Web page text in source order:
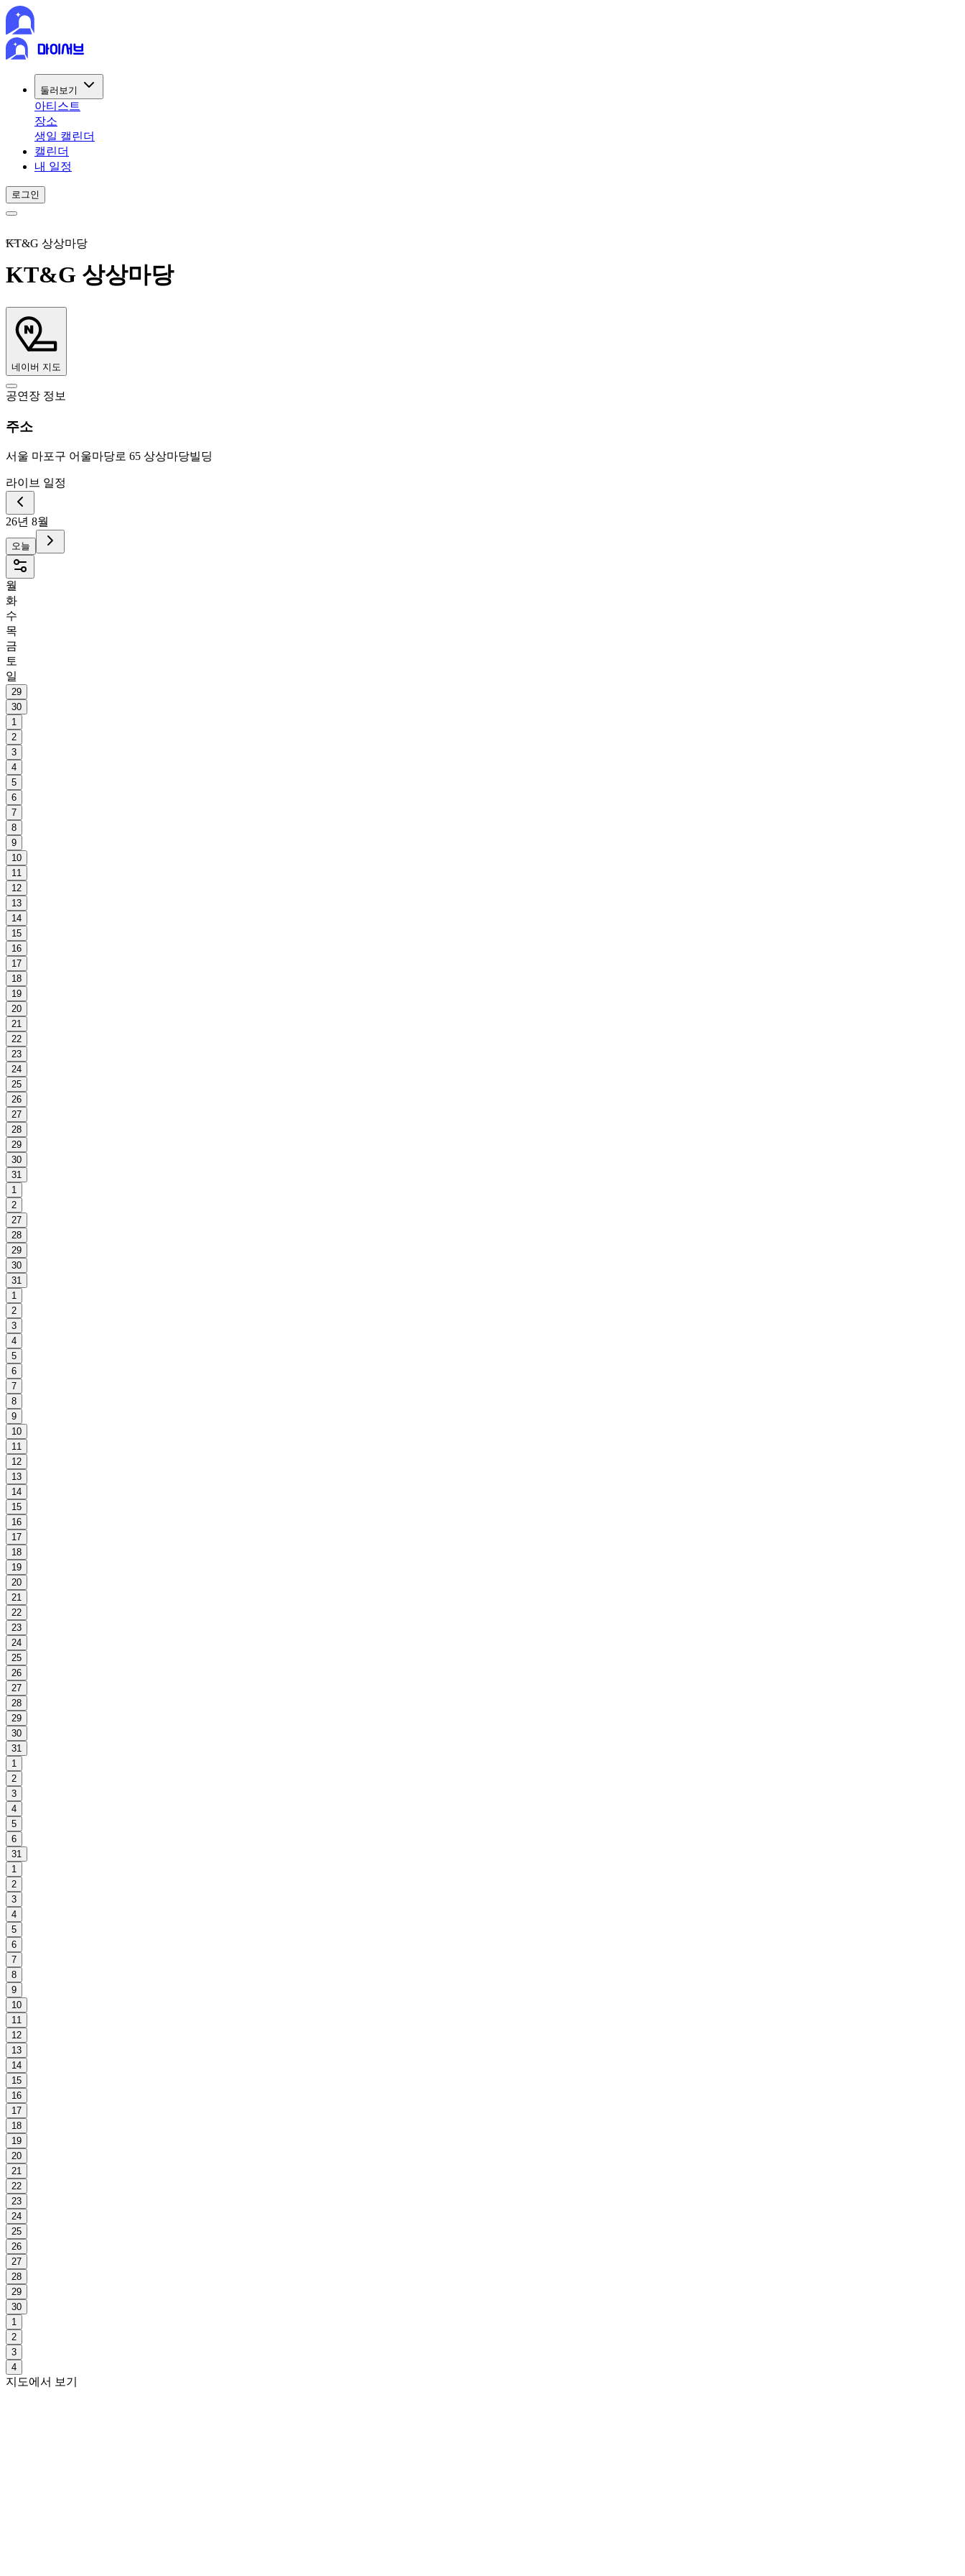
둘러보기
아티스트
장소
생일 캘린더
캘린더
내 일정
로그인
KT&G 상상마당
KT&G 상상마당
네이버 지도
공연장 정보
주소
서울 마포구 어울마당로 65 상상마당빌딩
라이브 일정
26년 8월
오늘
월
화
수
목
금
토
일
29
30
1
2
3
4
5
6
7
8
9
10
11
12
13
14
15
16
17
18
19
20
21
22
23
24
25
26
27
28
29
30
31
1
2
27
28
29
30
31
1
2
3
4
5
6
7
8
9
10
11
12
13
14
15
16
17
18
19
20
21
22
23
24
25
26
27
28
29
30
31
1
2
3
4
5
6
31
1
2
3
4
5
6
7
8
9
10
11
12
13
14
15
16
17
18
19
20
21
22
23
24
25
26
27
28
29
30
1
2
3
4
지도에서 보기